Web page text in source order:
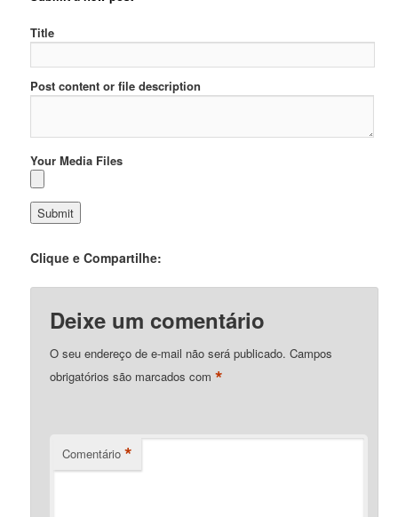
Title
Post content or file description
Your Media Files
Clique e Compartilhe:
Deixe um comentário
O seu endereço de e-mail não será publicado. Campos
obrigatórios são marcados com*
Comentário *